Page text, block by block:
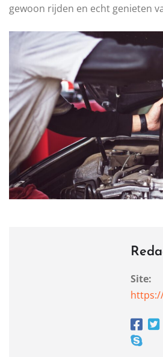
gewoon rijden en echt genieten
Site: